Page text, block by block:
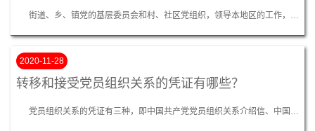
街道、乡、镇党的基层委员会和村、社区党组织，领导本地区的工作，支持和保证行政组织、经济组织和群众自治组织充分行使职权。 国有企业和集体企业中党的基层组织，发挥政治核心作用，围绕企业生产经营开展工作。保证监督党和国家的方针、政策在本企业的贯彻执行；支持股东会、董事会、监事会和经理（厂长）依法行使职权；全心全意依靠职工群众，支持职工代表大会开展工作；参与企业重大问题的决策；加强党组织的自身建...
2020-11-28
转移和接受党员组织关系的凭证有哪些？
党员组织关系的凭证有三种，即中国共产党党员组织关系介绍信、中国共产党员证明信和中国共产党流动党员活动证。转移和接收正式组织关系，应当凭据中国共产党党员组织关系介绍信；转移和接收临时组织关系，应当凭据中国共产党党员证明信或中国共产党流动党员活动证。...